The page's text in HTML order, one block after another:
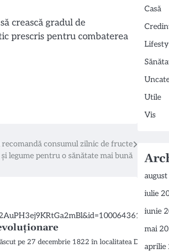
crească gradul de
prescris pentru combaterea
consumul zilnic de fructe
și legume pentru o sănătate mai bună
pe 27 decembrie 1822 în localitatea Dole din…
Casă
Utile
Vis
iulie
iunie
mai
aprilie